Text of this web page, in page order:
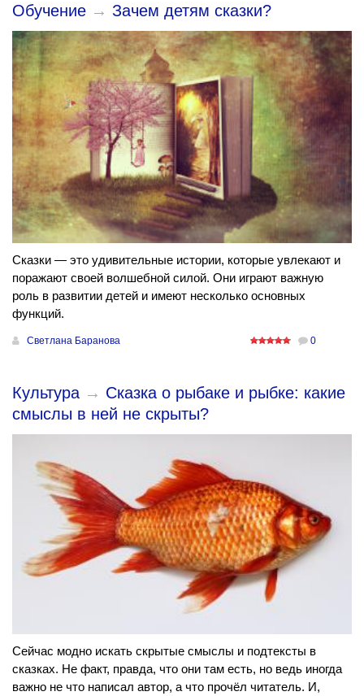
Обучение → Зачем детям сказки?
Сказки — это удивительные истории, которые увлекают и
поражают своей волшебной силой. Они играют важную
роль в развитии детей и имеют несколько основных
функций.
Светлана Баранова 0
Культура→ Сказка о рыбаке и рыбке: какие
смыслы в ней не скрыты?
Сейчас модно искать скрытые смыслы и подтексты в
сказках. Не факт, правда, что они там есть, но ведь иногда
важно не что написал автор, а что прочёл читатель. И,